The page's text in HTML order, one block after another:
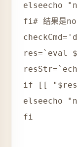
elseecho
fi# 结果是no
res=`eval
if [[
elseecho
fi